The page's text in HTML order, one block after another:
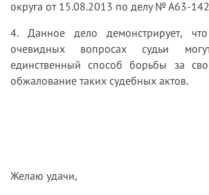
округа от 15.08.2013 по делу № А63-
4. Данное дело демонстрирует,
очевидных вопросах судьи
единственный способ борьбы за
обжалование таких судебных актов.
Желаю удачи,